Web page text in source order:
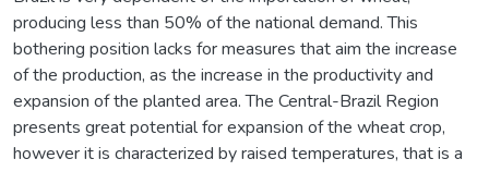
producing less than 50% of the national demand. This
bothering position lacks for measures that aim the increase
of the production, as the increase in the productivity and
expansion of the planted area. The Central-Brazil Region
presents great potential for expansion of the wheat crop,
however it is characterized by raised temperatures, that is a